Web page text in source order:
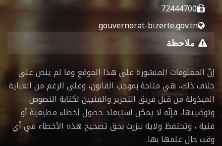
72444700
gouvernorat-bizerte.gov.tn
ملاحظة
إنّ المعلومات المنشورة على هذا الموقع وما لم ينص على
خلاف ذلك، هي متاحة بموجب القانون، وعلى الرغم من العناية
المبذولة من قبل فريق التحرير والفنيين لكتابة النصوص
وتوضيبها، فإنّه لا يمكن استبعاد حصول أخطاء مطبعية أو
فنية ، وتحتفظ ولاية بنزرت بحق تصحيح هذه الأخطاء في أي
وقت حال علمها بها.